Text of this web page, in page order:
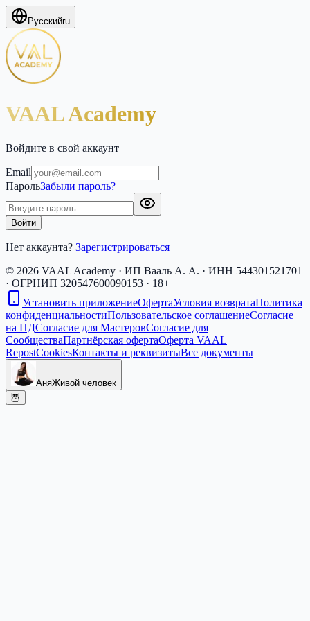
Русскийru
VAAL Academy
Войдите в свой аккаунт
Email
ПарольЗабыли пароль?
Войти
Нет аккаунта? Зарегистрироваться
© 2026 VAAL Academy · ИП Вааль А. А. · ИНН 544301521701
· ОГРНИП 320547600090153 · 18+
Установить приложениеОфертаУсловия возвратаПолитика
конфиденциальностиПользовательское соглашениеСогласие
на ПДСогласие для МастеровСогласие для
СообществаПартнёрская офертаОферта VAAL
RepostCookiesКонтакты и реквизитыВсе документы
АняЖивой человек
🦉